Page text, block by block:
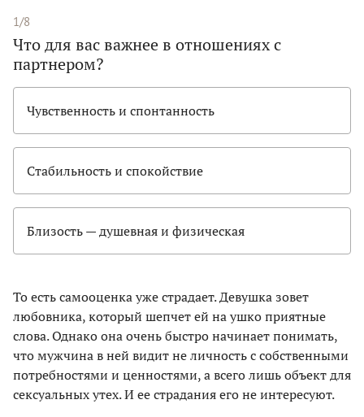
1/8
Что для вас важнее в отношениях с
партнером?
Чувственность и спонтанность
Стабильность и спокойствие
Близость — душевная и физическая
То есть самооценка уже страдает. Девушка зовет
любовника, который шепчет ей на ушко прият­ные
слова. Однако она очень быстро начинает понимать,
что мужчина в ней видит не личность с собственными
потребностями и ценностями, а всего лишь объект для
сексуальных утех. И ее страдания его не интересуют.